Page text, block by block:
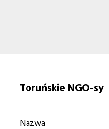
Toruńskie NGO-sy
Nazwa